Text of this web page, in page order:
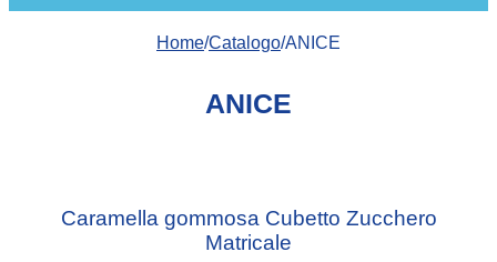
Home/Catalogo/ANICE
ANICE
Caramella gommosa Cubetto Zucchero
Matricale